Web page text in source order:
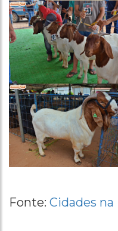
Fonte: Cidades na